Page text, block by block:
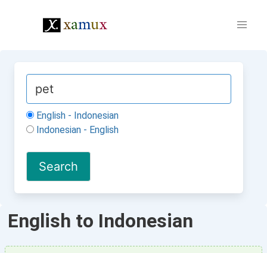
English - Indonesian
Indonesian - English
English to Indonesian